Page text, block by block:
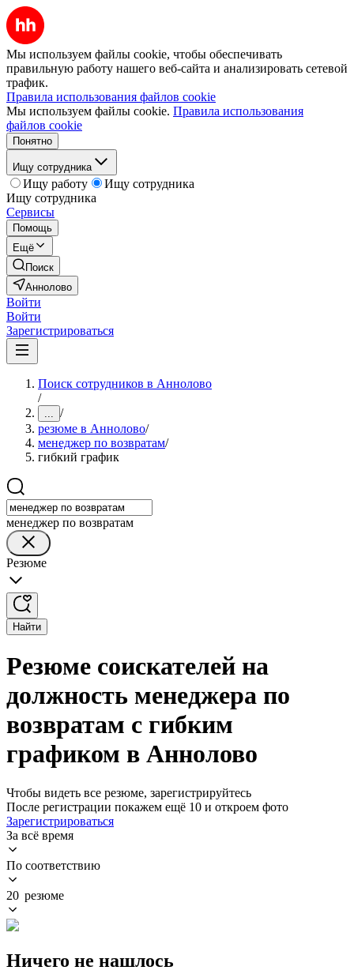
Мы используем файлы cookie, чтобы обеспечивать
правильную работу нашего веб-сайта и анализировать сетевой
трафик.
Правила использования файлов cookie
Мы используем файлы cookie. Правила использования
файлов cookie
Понятно
Ищу сотрудника
Ищу работу
Ищу сотрудника
Ищу сотрудника
Сервисы
Помощь
Ещё
Поиск
Аннолово
Войти
Войти
Зарегистрироваться
Поиск сотрудников в Аннолово
/
... /
резюме в Аннолово/
менеджер по возвратам/
гибкий график
менеджер по возвратам
Резюме
Найти
Резюме соискателей на
должность менеджера по
возвратам с гибким
графиком в Аннолово
Чтобы видеть все резюме, зарегистрируйтесь
После регистрации покажем ещё 10 и откроем фото
Зарегистрироваться
За всё время
По соответствию
20 резюме
Ничего не нашлось